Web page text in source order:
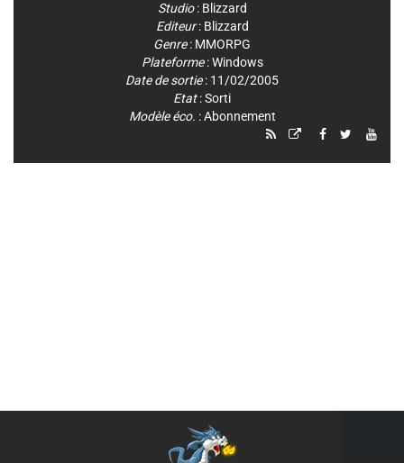
Studio: Blizzard
Editeur: Blizzard
Genre: MMORPG
Plateforme:Windows
Date de sortie: 11/02/2005
Etat: Sorti
Modèle éco. : Abonnement